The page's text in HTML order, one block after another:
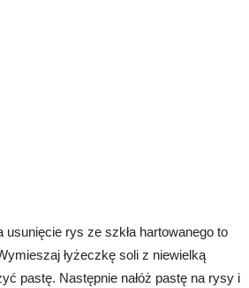
usunięcie rys ze szkła hartowanego to
łyżeczkę soli z niewielką
pastę. Następnie nałóż pastę na rysy i